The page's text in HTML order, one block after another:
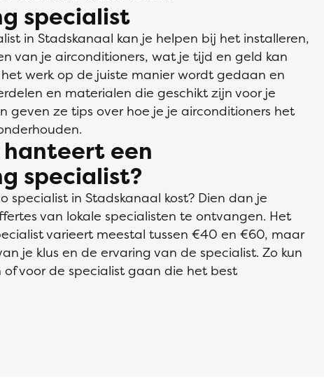
specialist
in Stadskanaal kan je helpen bij het installeren,
van je airconditioners, wat je tijd en geld kan
werk op de juiste manier wordt gedaan en
en materialen die geschikt zijn voor je
geven ze tips over hoe je je airconditioners het
een
specialist?
specialist in Stadskanaal kost? Dien dan je
van lokale specialisten te ontvangen. Het
varieert meestal tussen €40 en €60, maar
je klus en de ervaring van de specialist. Zo kun
voor de specialist gaan die het best